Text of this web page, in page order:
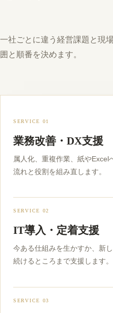
一社ごとに違う経営課題と現
囲と順番を決めます。
SERVICE 01
業務改善・DX支援
属人化、重複作業、紙やExcel
流れと役割を組み直します。
SERVICE 02
IT導入・定着支援
今ある仕組みを生かすか、新
続けるところまで支援します。
SERVICE 03